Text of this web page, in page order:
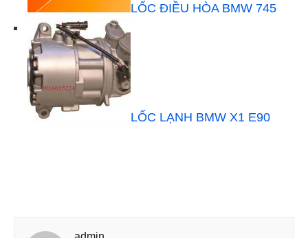
LỐC ĐIỀU HÒA BMW 745
LỐC LẠNH BMW X1 E90